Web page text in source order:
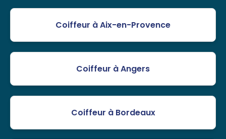
Coiffeur à Aix-en-Provence
Coiffeur à Angers
Coiffeur à Bordeaux